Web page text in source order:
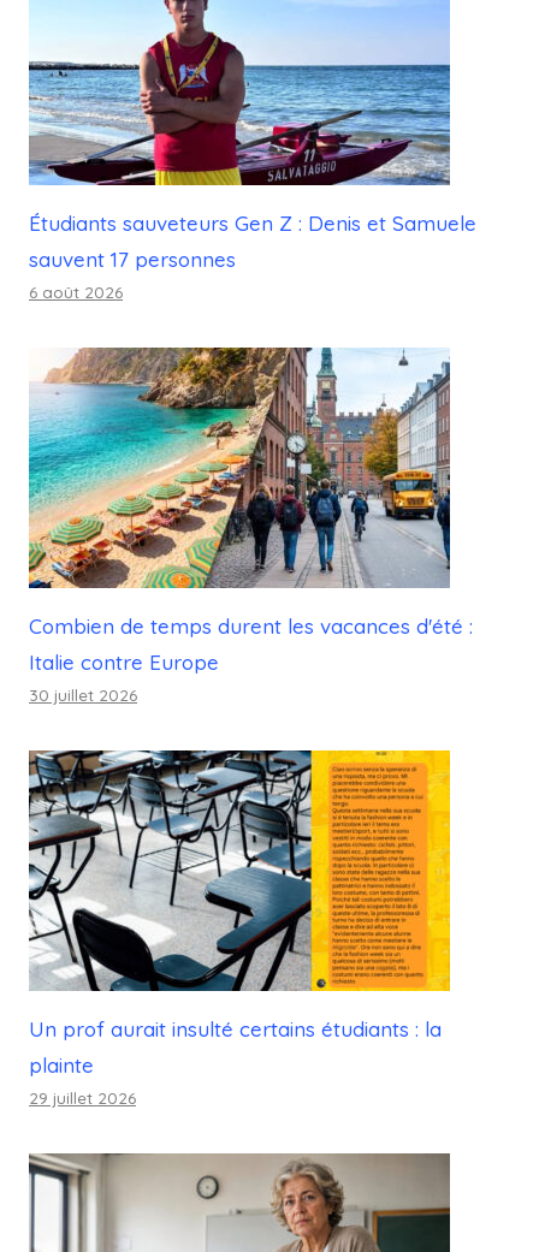
Étudiants sauveteurs Gen Z : Denis et Samuele
sauvent 17 personnes
6 août 2026
Combien de temps durent les vacances d'été :
Italie contre Europe
30 juillet 2026
Un prof aurait insulté certains étudiants : la
plainte
29 juillet 2026